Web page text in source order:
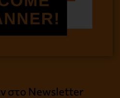
στο Newsletter